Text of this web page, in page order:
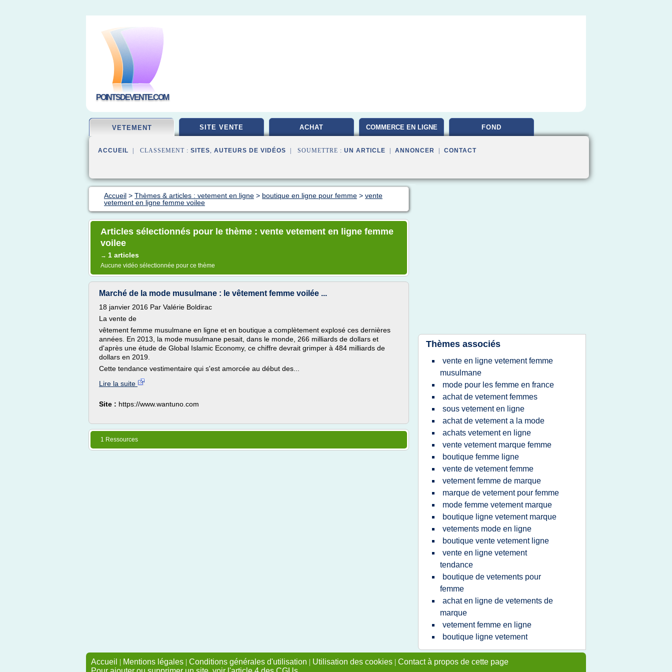
POINTSDEVENTE.COM
VETEMENT SITE VENTE ACHAT COMMERCE EN LIGNE FOND
ACCUEIL | CLASSEMENT : SITES, AUTEURS DE VIDÉOS | SOUMETTRE : UN ARTICLE ANNONCER CONTACT
Accueil > Thèmes & articles : vetement en ligne > boutique en ligne pour femme > vente
vetement en ligne femme voilee
Articles sélectionnés pour le thème : vente vetement en ligne femme
voilee
→ 1 articles
Aucune vidéo sélectionnée pour ce thème
Marché de la mode musulmane : le vêtement femme voilée ...
18 janvier 2016 Par Valérie Boldirac
La vente de
vêtement femme musulmane en ligne et en boutique a complètement explosé ces dernières
années. En 2013, la mode musulmane pesait, dans le monde, 266 milliards de dollars et
d'après une étude de Global Islamic Economy, ce chiffre devrait grimper à 484 milliards de
dollars en 2019.
Cette tendance vestimentaire qui s'est amorcée au début des...
Lire la suite
Site : https://www.wantuno.com
1 Ressources
Thèmes associés
vente en ligne vetement femme
musulmane
mode pour les femme en france
achat de vetement femmes
sous vetement en ligne
achat de vetement a la mode
achats vetement en ligne
vente vetement marque femme
boutique femme ligne
vente de vetement femme
vetement femme de marque
marque de vetement pour femme
mode femme vetement marque
boutique ligne vetement marque
vetements mode en ligne
boutique vente vetement ligne
vente en ligne vetement
tendance
boutique de vetements pour
femme
achat en ligne de vetements de
marque
vetement femme en ligne
boutique ligne vetement
Accueil | Mentions légales | Conditions générales d'utilisation | Utilisation des cookies | Contact à propos de cette page